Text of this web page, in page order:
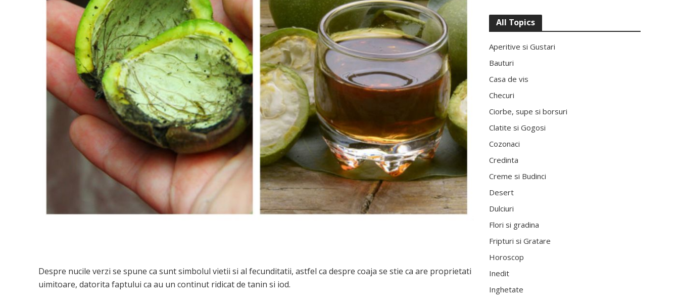
Despre nucile verzi se spune ca sunt simbolul vietii si al fecunditatii, astfel ca despre coaja se stie ca are proprietati
uimitoare, datorita faptului ca au un continut ridicat de tanin si iod.
All Topics
Aperitive si Gustari
Bauturi
Casa de vis
Checuri
Ciorbe, supe si borsuri
Clatite si Gogosi
Cozonaci
Credinta
Creme si Budinci
Desert
Dulciuri
Flori si gradina
Fripturi si Gratare
Horoscop
Inedit
Inghetate